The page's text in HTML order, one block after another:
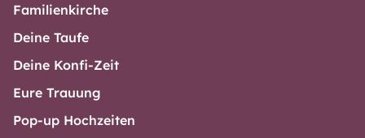
Familienkirche
Deine Taufe
Deine Konfi-Zeit
Eure Trauung
Pop-up Hochzeiten